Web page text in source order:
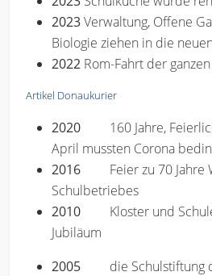
2023Verwaltung, Offene
Biologie ziehen in die
2022 Rom-Fahrt der
Artikel Donaukurier
2020
160 Jahre,
April mussten Corona
2016 Feier zu 70
Schulbetriebes
2010 Kloster und
Jubiläum
2005 die Schulstiftung